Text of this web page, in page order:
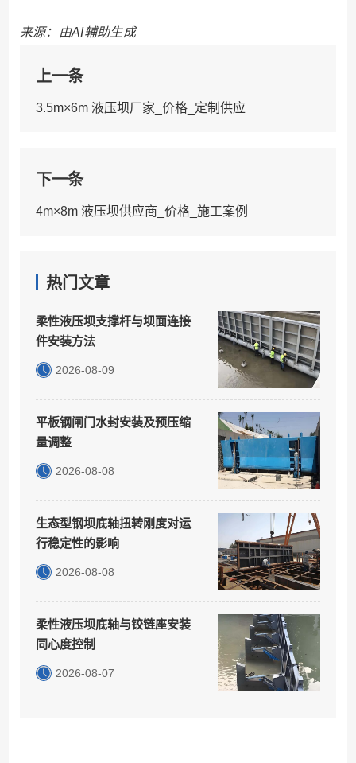
来源：由AI辅助生成
上一条
3.5m×6m 液压坝厂家_价格_定制供应
下一条
4m×8m 液压坝供应商_价格_施工案例
热门文章
柔性液压坝支撑杆与坝面连接
件安装方法
2026-08-09
平板钢闸门水封安装及预压缩
量调整
2026-08-08
生态型钢坝底轴扭转刚度对运
行稳定性的影响
2026-08-08
柔性液压坝底轴与铰链座安装
同心度控制
2026-08-07